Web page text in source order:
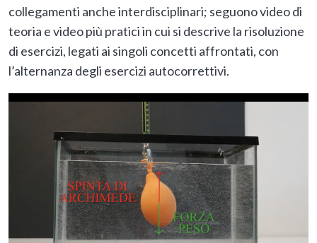
collegamenti anche interdisciplinari; seguono video di
teoria e video più pratici in cui si descrive la risoluzione
di esercizi, legati ai singoli concetti affrontati, con
l’alternanza degli esercizi autocorrettivi.